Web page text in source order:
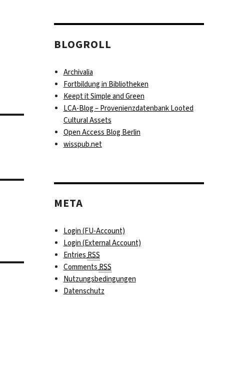
BLOGROLL
Archivalia
Fortbildung in Bibliotheken
Keept it Simple and Green
LCA-Blog – Provenienzdatenbank Looted
Cultural Assets
Open Access Blog Berlin
wisspub.net
META
Login (FU-Account)
Login (External Account)
EntriesRSS
CommentsRSS
Nutzungsbedingungen
Datenschutz